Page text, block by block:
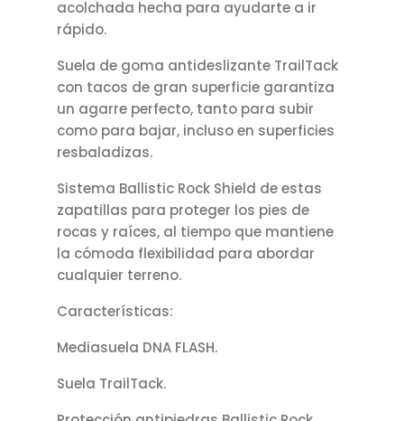
acolchada hecha para ayudarte a ir
rápido.
Suela de goma antideslizante TrailTack
con tacos de gran superficie garantiza
un agarre perfecto, tanto para subir
como para bajar, incluso en superficies
resbaladizas.
Sistema Ballistic Rock Shield de estas
zapatillas para proteger los pies de
rocas y raíces, al tiempo que mantiene
la cómoda flexibilidad para abordar
cualquier terreno.
Características:
Mediasuela DNA FLASH.
Suela TrailTack.